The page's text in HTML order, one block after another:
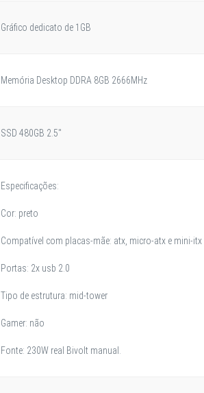
Gráfico dedicato de 1GB
Memória Desktop DDRA 8GB 2666MHz
SSD 480GB 2.5"
Especificações:
Cor: preto
Compatível com placas-mãe: atx, micro-atx e mini-itx
Portas: 2x usb 2.0
Tipo de estrutura: mid-tower
Gamer: não
Fonte: 230W real Bivolt manual.